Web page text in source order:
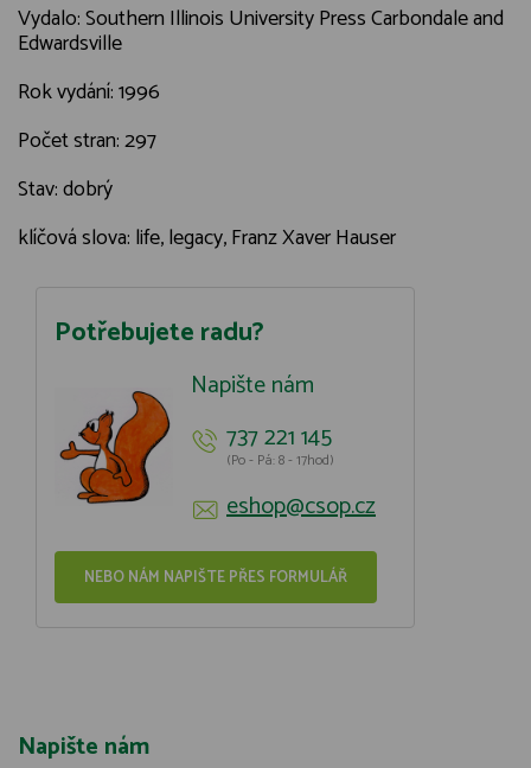
Vydalo: Southern Illinois University Press Carbondale and
Edwardsville
Rok vydání: 1996
Počet stran: 297
Stav: dobrý
klíčová slova: life, legacy, Franz Xaver Hauser
Potřebujete radu?
Napište nám
737 221 145
(Po - Pá: 8 - 17hod)
eshop@csop.cz
NEBO NÁM NAPIŠTE PŘES FORMULÁŘ
Napište nám